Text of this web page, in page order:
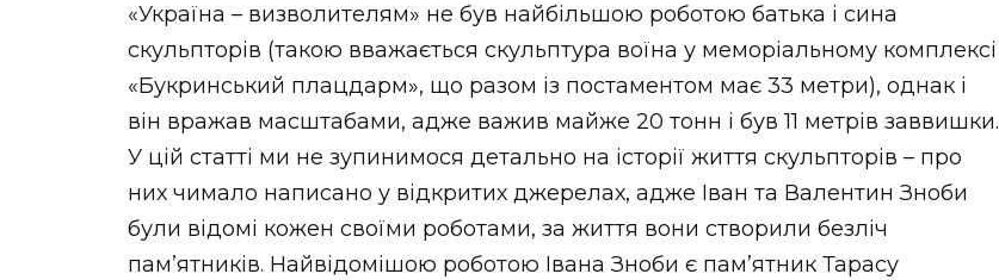
«Україна – визволителям» не був найбільшою роботою батька і сина
скульпторів (такою вважається скульптура воїна у меморіальному комплексі
«Букринський плацдарм», що разом із постаментом має 33 метри), однак і
він вражав масштабами, адже важив майже 20 тонн і був 11 метрів заввишки.
У цій статті ми не зупинимося детально на історії життя скульпторів – про
них чимало написано у відкритих джерелах, адже Іван та Валентин Зноби
були відомі кожен своїми роботами, за життя вони створили безліч
пам’ятників. Найвідомішою роботою Івана Зноби є пам’ятник Тарасу